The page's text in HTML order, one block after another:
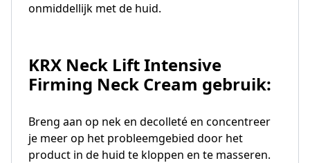
onmiddellijk met de huid.
KRX Neck Lift Intensive
Firming Neck Cream gebruik:
Breng aan op nek en decolleté en concentreer
je meer op het probleemgebied door het
product in de huid te kloppen en te masseren.